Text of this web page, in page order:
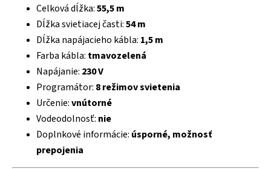
Celková dĺžka:55,5 m
Dĺžka svietiacej časti:54 m
Dĺžka napájacieho kábla: 1,5 m
Farba kábla: tmavozelená
Napájanie: 230 V
Programátor: 8 režimov svietenia
Určenie:vnútorné
Vodeodolnosť: nie
Doplnkové informácie: úsporné, možnosť
prepojenia